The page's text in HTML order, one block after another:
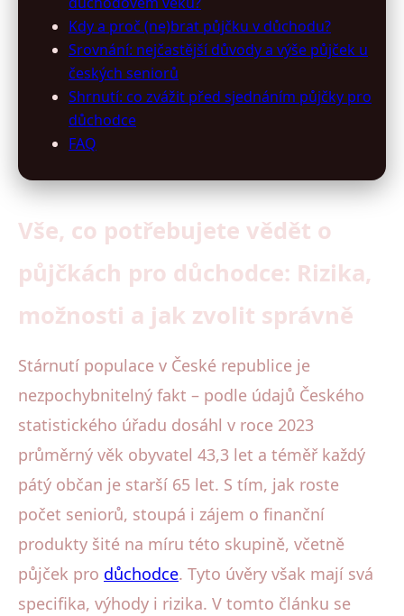
Kdy a proč (ne)brat půjčku v důchodu?
Srovnání: nejčastější důvody a výše půjček u
českých seniorů
Shrnutí: co zvážit před sjednáním půjčky pro
důchodce
FAQ
Vše, co potřebujete vědět o
půjčkách pro důchodce: Rizika,
možnosti a jak zvolit správně
Stárnutí populace v České republice je
nezpochybnitelný fakt – podle údajů Českého
statistického úřadu dosáhl v roce 2023
průměrný věk obyvatel 43,3 let a téměř každý
pátý občan je starší 65 let. S tím, jak roste
počet seniorů, stoupá i zájem o finanční
produkty šité na míru této skupině, včetně
půjček pro důchodce. Tyto úvěry však mají svá
specifika, výhody i rizika. V tomto článku se